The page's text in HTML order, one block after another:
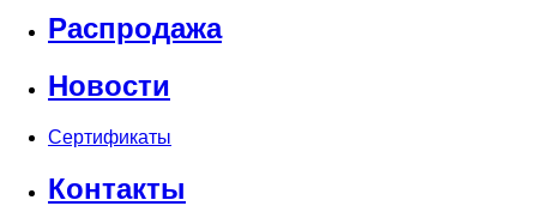
Распродажа
Новости
Сертификаты
Контакты